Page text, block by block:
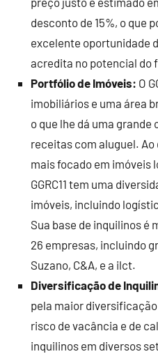
desconto de 15%, o que
excelente oportunidade
acredita no potencial do
Portfólio de Imóveis: O
imobiliários e uma área
o que lhe dá uma
receitas com aluguel. Ao
mais focado em imóveis
GGRC11 tem uma
imóveis, incluindo
Sua base de inquilinos é
26 empresas, incluindo
Suzano, C&A, e a ilct.
Diversificação de
pela maior
risco de vacância e de
inquilinos em diversos